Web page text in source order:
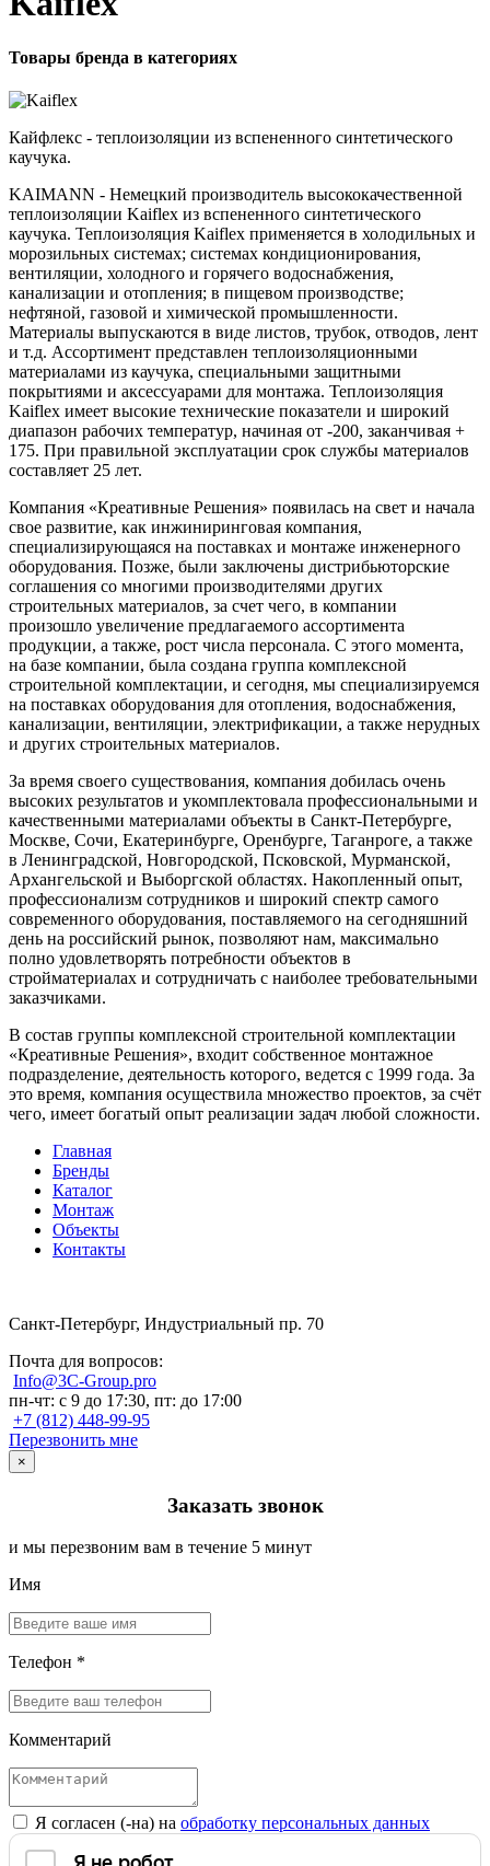
Товары бренда в категориях
Кайфлекс - теплоизоляции из вспененного синтетического
каучука.
KAIMANN - Немецкий производитель высококачественной
теплоизоляции Kaiflex из вспененного синтетического
каучука. Теплоизоляция Kaiflex применяется в холодильных и
морозильных системах; системах кондиционирования,
вентиляции, холодного и горячего водоснабжения,
канализации и отопления; в пищевом производстве;
нефтяной, газовой и химической промышленности.
Материалы выпускаются в виде листов, трубок, отводов, лент
и т.д. Ассортимент представлен теплоизоляционными
материалами из каучука, специальными защитными
покрытиями и аксессуарами для монтажа. Теплоизоляция
Kaiflex имеет высокие технические показатели и широкий
диапазон рабочих температур, начиная от -200, заканчивая +
175. При правильной эксплуатации срок службы материалов
составляет 25 лет.
Компания «Креативные Решения» появилась на свет и начала
свое развитие, как инжиниринговая компания,
специализирующаяся на поставках и монтаже инженерного
оборудования. Позже, были заключены дистрибьюторские
соглашения со многими производителями других
строительных материалов, за счет чего, в компании
произошло увеличение предлагаемого ассортимента
продукции, а также, рост числа персонала. С этого момента,
на базе компании, была создана группа комплексной
строительной комплектации, и сегодня, мы специализируемся
на поставках оборудования для отопления, водоснабжения,
канализации, вентиляции, электрификации, а также нерудных
и других строительных материалов.
За время своего существования, компания добилась очень
высоких результатов и укомплектовала профессиональными и
качественными материалами объекты в Санкт-Петербурге,
Москве, Сочи, Екатеринбурге, Оренбурге, Таганроге, а также
в Ленинградской, Новгородской, Псковской, Мурманской,
Архангельской и Выборгской областях. Накопленный опыт,
профессионализм сотрудников и широкий спектр самого
современного оборудования, поставляемого на сегодняшний
день на российский рынок, позволяют нам, максимально
полно удовлетворять потребности объектов в
стройматериалах и сотрудничать с наиболее требовательными
заказчиками.
В состав группы комплексной строительной комплектации
«Креативные Решения», входит собственное монтажное
подразделение, деятельность которого, ведется с 1999 года. За
это время, компания осуществила множество проектов, за счёт
чего, имеет богатый опыт реализации задач любой сложности.
Главная
Бренды
Каталог
Монтаж
Объекты
Контакты
Санкт-Петербург, Индустриальный пр. 70
Почта для вопросов:
Info@3C-Group.pro
пн-чт: с 9 до 17:30, пт: до 17:00
+7 (812) 448-99-95
Перезвонить мне
×
Заказать звонок
и мы перезвоним вам в течение 5 минут
Имя
Телефон *
Комментарий
Я согласен (-на) на обработку персональных данных